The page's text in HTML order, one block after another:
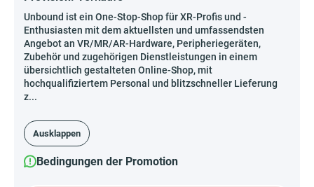
Unbound ist ein One-Stop-Shop für XR-Profis und -
Enthusiasten mit dem aktuellsten und umfassendsten
Angebot an VR/MR/AR-Hardware, Peripheriegeräten,
Zubehör und zugehörigen Dienstleistungen in einem
übersichtlich gestalteten Online-Shop, mit
hochqualifiziertem Personal und blitzschneller Lieferung
z...
Ausklappen
Bedingungen der Promotion